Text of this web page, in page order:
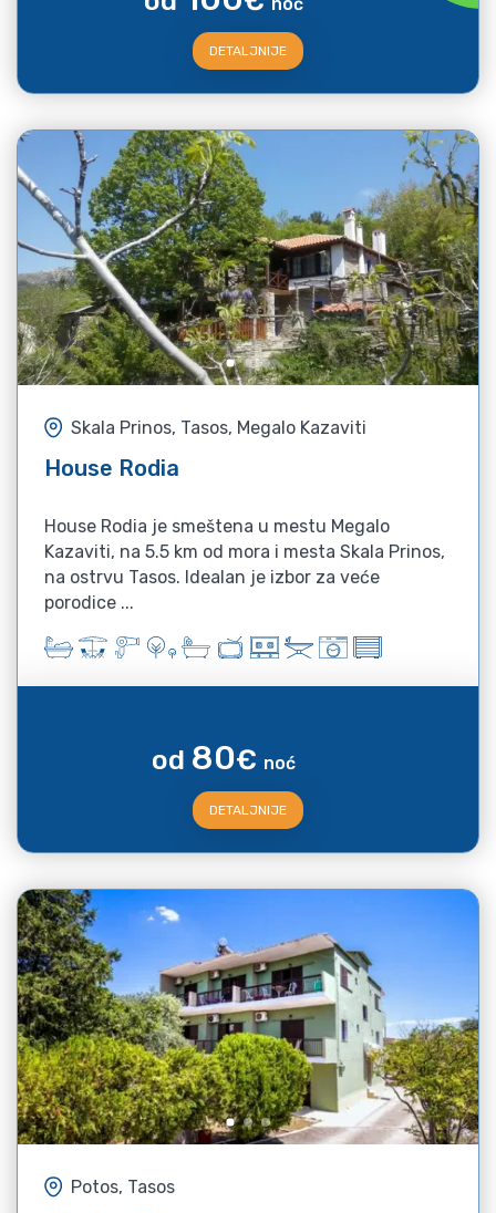
DETALJNIJE
Skala Prinos, Tasos, Megalo Kazaviti
House Rodia
House Rodia je smeštena u mestu Megalo
Kazaviti, na 5.5 km od mora i mesta Skala Prinos,
na ostrvu Tasos. Idealan je izbor za veće
porodice ...
od 80€ noć
DETALJNIJE
Potos, Tasos